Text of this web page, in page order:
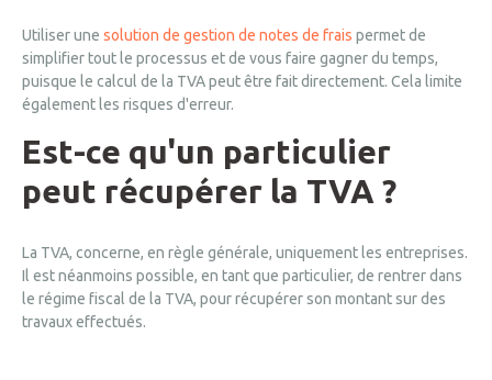
Utiliser une solution de gestion de notes de frais permet de
simplifier tout le processus et de vous faire gagner du temps,
puisque le calcul de la TVA peut être fait directement. Cela limite
également les risques d'erreur.
Est-ce qu'un particulier
peut récupérer la TVA ?
La TVA, concerne, en règle générale, uniquement les entreprises.
Il est néanmoins possible, en tant que particulier, de rentrer dans
le régime fiscal de la TVA, pour récupérer son montant sur des
travaux effectués.